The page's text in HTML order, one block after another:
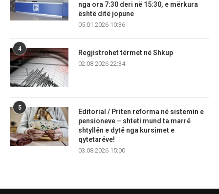
nga ora 7:30 deri në 15:30, e mërkura
është ditë jopune
05.01.2026 10:36
4
Regjistrohet tërmet në Shkup
02.08.2026 22:34
5
Editorial / Priten reforma në sistemin e
pensioneve – shteti mund ta marrë
shtyllën e dytë nga kursimet e
qytetarëve!
03.08.2026 15:00